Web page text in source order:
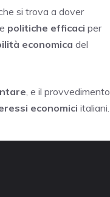
che si trova a dover
politiche efficaci per
economica del
, e il provvedimento
economici italiani.